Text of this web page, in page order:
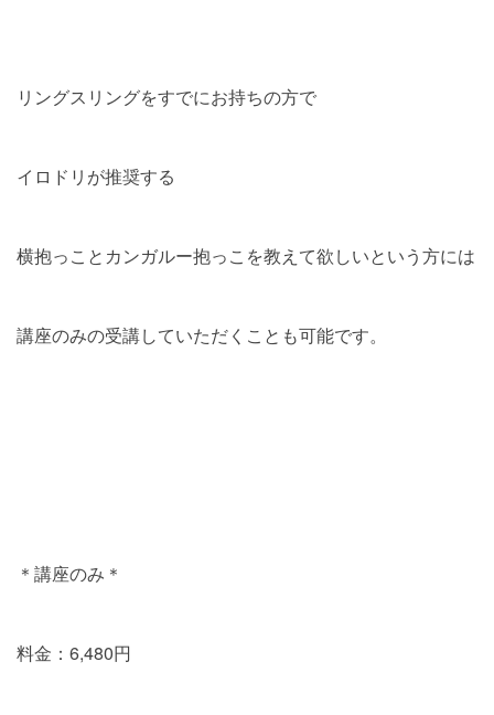
リングスリングをすでにお持ちの方で
イロドリが推奨する
横抱っことカンガルー抱っこを教えて欲しいという方には
講座のみの受講していただくことも可能です。
＊講座のみ＊
料金：6,480円